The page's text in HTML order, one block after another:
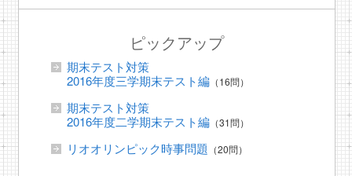
ピックアップ
期末テスト対策
2016年度三学期末テスト編（16問）
期末テスト対策
2016年度二学期末テスト編（31問）
リオオリンピック時事問題 （20問）